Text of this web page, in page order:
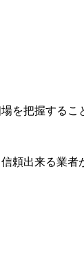
を把握する
頼出来る業